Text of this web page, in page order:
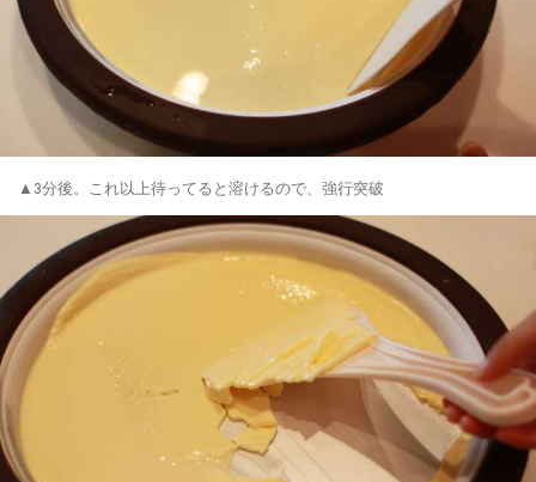
▲3分後。これ以上待ってると溶けるので、強行突破